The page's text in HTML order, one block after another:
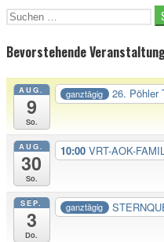
Suche
Bevorstehende
AUG.
9
So.
ganztägig 26. Pöhler
AUG.
30
So.
10:00 VRT-AOK-
SEP.
3
Do.
ganztägig